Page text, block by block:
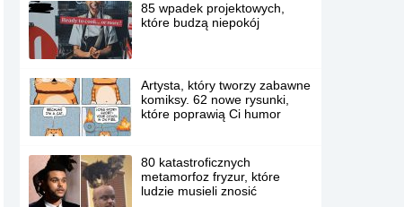
85 wpadek projektowych,
które budzą niepokój
Artysta, który tworzy zabawne
komiksy. 62 nowe rysunki,
które poprawią Ci humor
80 katastroficznych
metamorfoz fryzur, które
ludzie musieli znosić